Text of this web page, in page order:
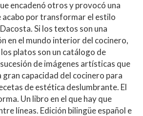
encadenó otros y provocó una
acabo por transformar el estilo
Si los textos son una
en el mundo interior del cocinero,
platos son un catálogo de
de imágenes artísticas que
gran capacidad del cocinero para
de estética deslumbrante. El
Un libro en el que hay que
líneas. Edición bilingüe español e